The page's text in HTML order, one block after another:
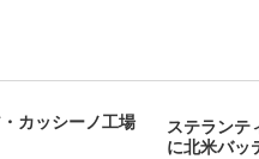
カッシーノ工場
ステランテ
に北米バッ